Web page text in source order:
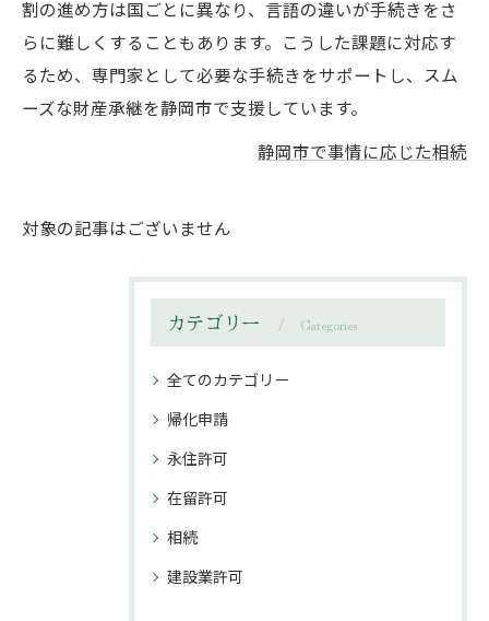
割の進め方は国ごとに異なり、言語の違いが手続きをさ
らに難しくすることもあります。こうした課題に対応す
るため、専門家として必要な手続きをサポートし、スム
ーズな財産承継を静岡市で支援しています。
静岡市で事情に応じた相続
対象の記事はございません
カテゴリー Categories
全てのカテゴリー
帰化申請
永住許可
在留許可
相続
建設業許可